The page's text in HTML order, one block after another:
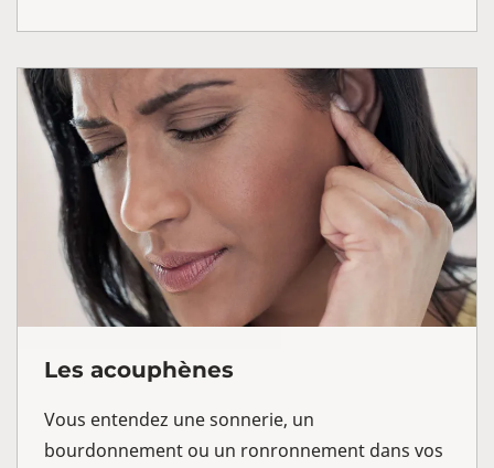
Les acouphènes
Vous entendez une sonnerie, un
bourdonnement ou un ronronnement dans vos